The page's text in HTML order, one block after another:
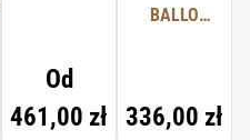
Od
461,00 zł
BALLO
336,00 zł